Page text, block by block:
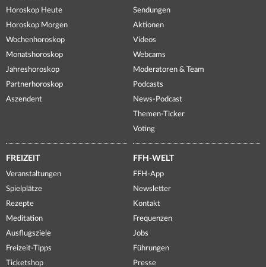
Horoskop Heute
Horoskop Morgen
Wochenhoroskop
Monatshoroskop
Jahreshoroskop
Partnerhoroskop
Aszendent
Sendungen
Aktionen
Videos
Webcams
Moderatoren & Team
Podcasts
News-Podcast
Themen-Ticker
Voting
FREIZEIT
Veranstaltungen
Spielplätze
Rezepte
Meditation
Ausflugsziele
Freizeit-Tipps
Ticketshop
FFH-WELT
FFH-App
Newsletter
Kontakt
Frequenzen
Jobs
Führungen
Presse